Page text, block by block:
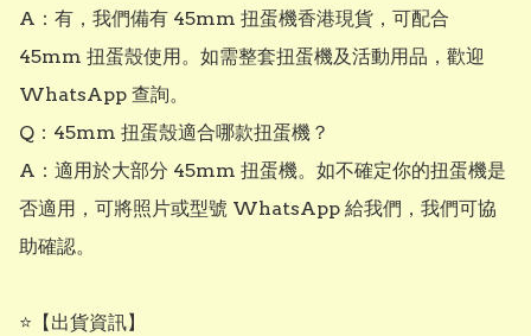
A：有，我們備有 45mm 扭蛋機香港現貨，可配合
45mm 扭蛋殼使用。如需整套扭蛋機及活動用品，歡迎
WhatsApp 查詢。
Q：45mm 扭蛋殼適合哪款扭蛋機？
A：適用於大部分 45mm 扭蛋機。如不確定你的扭蛋機是
否適用，可將照片或型號 WhatsApp 給我們，我們可協
助確認。
⭐【出貨資訊】